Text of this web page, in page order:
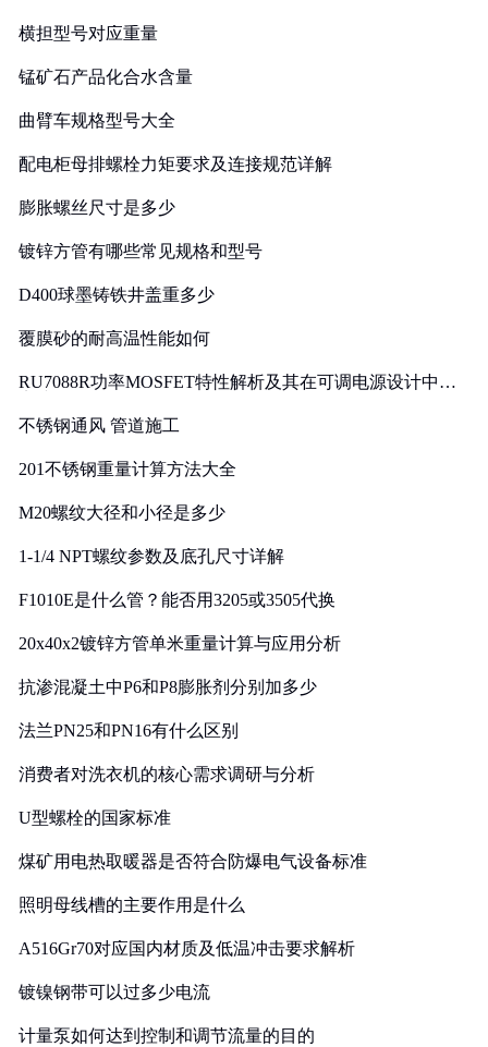
横担型号对应重量
锰矿石产品化合水含量
曲臂车规格型号大全
配电柜母排螺栓力矩要求及连接规范详解
膨胀螺丝尺寸是多少
镀锌方管有哪些常见规格和型号
D400球墨铸铁井盖重多少
覆膜砂的耐高温性能如何
RU7088R功率MOSFET特性解析及其在可调电源设计中的
不锈钢通风 管道施工
201不锈钢重量计算方法大全
M20螺纹大径和小径是多少
1-1/4 NPT螺纹参数及底孔尺寸详解
F1010E是什么管？能否用3205或3505代换
20x40x2镀锌方管单米重量计算与应用分析
抗渗混凝土中P6和P8膨胀剂分别加多少
法兰PN25和PN16有什么区别
消费者对洗衣机的核心需求调研与分析
U型螺栓的国家标准
煤矿用电热取暖器是否符合防爆电气设备标准
照明母线槽的主要作用是什么
A516Gr70对应国内材质及低温冲击要求解析
镀镍钢带可以过多少电流
计量泵如何达到控制和调节流量的目的